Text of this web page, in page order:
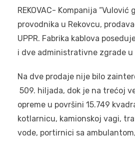
REKOVAC- Kompanija
provodnika u Rekovcu,
UPPR. Fabrika kablova
i dve administrativne zgrade u
Na dve prodaje nije bilo
509. hiljada, dok je na trećoj
opreme u površini 15.749
kotlarnicu, kamionskoj vagi,
vode, portirnici sa